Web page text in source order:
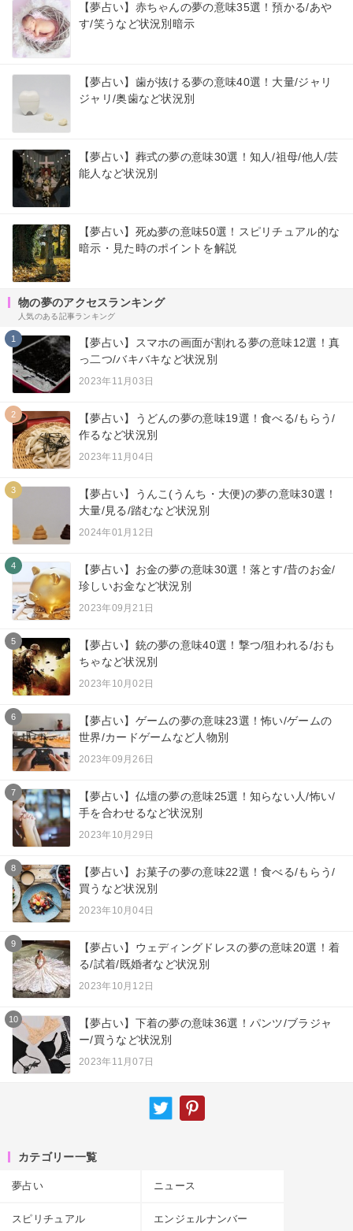
【夢占い】赤ちゃんの夢の意味35選！預かる/あや
す/笑うなど状況別暗示
【夢占い】歯が抜ける夢の意味40選！大量/ジャリ
ジャリ/奥歯など状況別
【夢占い】葬式の夢の意味30選！知人/祖母/他人/芸
能人など状況別
【夢占い】死ぬ夢の意味50選！スピリチュアル的な
暗示・見た時のポイントを解説
物の夢のアクセスランキング
人気のある記事ランキング
1
【夢占い】スマホの画面が割れる夢の意味12選！真
っ二つ/バキバキなど状況別
2023年11月03日
2
【夢占い】うどんの夢の意味19選！食べる/もらう/
作るなど状況別
2023年11月04日
3
【夢占い】うんこ(うんち・大便)の夢の意味30選！
大量/見る/踏むなど状況別
2024年01月12日
4
【夢占い】お金の夢の意味30選！落とす/昔のお金/
珍しいお金など状況別
2023年09月21日
5
【夢占い】銃の夢の意味40選！撃つ/狙われる/おも
ちゃなど状況別
2023年10月02日
6
【夢占い】ゲームの夢の意味23選！怖い/ゲームの
世界/カードゲームなど人物別
2023年09月26日
7
【夢占い】仏壇の夢の意味25選！知らない人/怖い/
手を合わせるなど状況別
2023年10月29日
8
【夢占い】お菓子の夢の意味22選！食べる/もらう/
買うなど状況別
2023年10月04日
9
【夢占い】ウェディングドレスの夢の意味20選！着
る/試着/既婚者など状況別
2023年10月12日
10
【夢占い】下着の夢の意味36選！パンツ/ブラジャ
ー/買うなど状況別
2023年11月07日
カテゴリー一覧
夢占い ニュース
スピリチュアル エンジェルナンバー